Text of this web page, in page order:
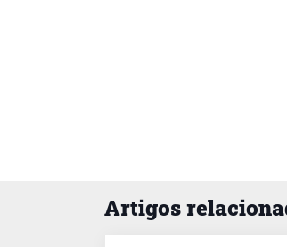
Artigos